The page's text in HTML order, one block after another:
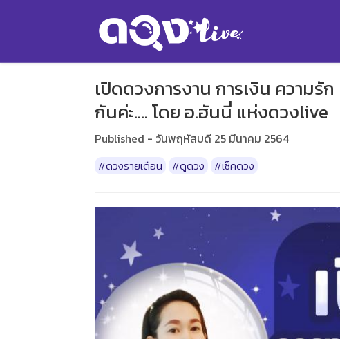
เปิดดวงการงาน การเงิน ความรั
กันค่ะ.... โดย อ.ฮันนี่ แห่งดวงlive
Published - วันพฤหัสบดี 25 มีนาคม 2564
#ดวงรายเดือน #ดูดวง #เช็คดวง